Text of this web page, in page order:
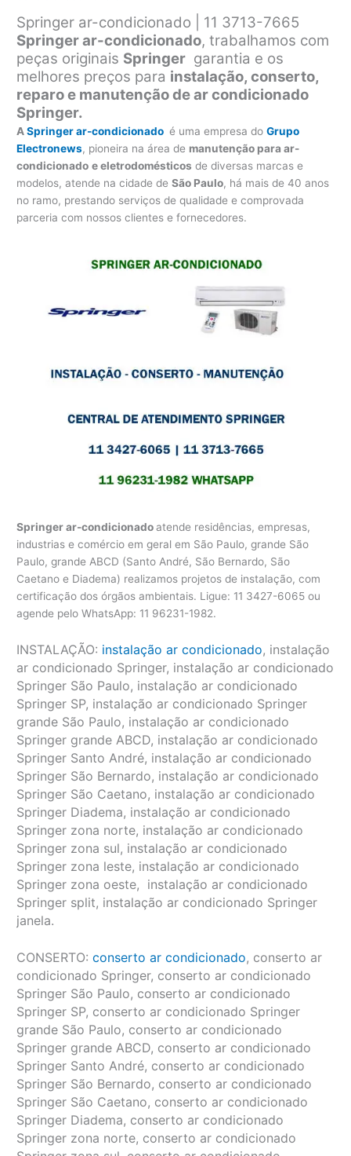
Springer ar-condicionado | 11 3713-7665
Springer ar-condicionado, trabalhamos com
peças originais Springer garantia e os
melhores preços para instalação, conserto,
reparo e manutenção de ar condicionado
Springer.
ASpringer ar-condicionado é uma empresa doGrupo
Electronews, pioneira na área de manutenção paraar-
condicionado e eletrodomésticos de diversas marcas e
modelos, atende na cidade deSão Paulo, há mais de 40 anos
no ramo, prestando serviços de qualidade e comprovada
parceria com nossos clientes e fornecedores.
Springer ar-condicionadoatende residências, empresas,
industrias e comércio em geral em São Paulo, grande São
Paulo, grande ABCD (Santo André, São Bernardo, São
Caetano e Diadema) realizamos projetos de instalação, com
certificação dos órgãos ambientais. Ligue: 11 3427-6065 ou
agende pelo WhatsApp: 11 96231-1982.
INSTALAÇÃO: instalação ar condicionado, instalação
ar condicionado Springer, instalação ar condicionado
Springer São Paulo, instalação ar condicionado
Springer SP, instalação ar condicionado Springer
grande São Paulo, instalação ar condicionado
Springer grande ABCD, instalação ar condicionado
Springer Santo André, instalação ar condicionado
Springer São Bernardo, instalação ar condicionado
Springer São Caetano, instalação ar condicionado
Springer Diadema, instalação ar condicionado
Springer zona norte, instalação ar condicionado
Springer zona sul, instalação ar condicionado
Springer zona leste, instalação ar condicionado
Springer zona oeste, instalação ar condicionado
Springer split, instalação ar condicionado Springer
janela.
CONSERTO:conserto ar condicionado, conserto ar
condicionado Springer, conserto ar condicionado
Springer São Paulo, conserto ar condicionado
Springer SP, conserto ar condicionado Springer
grande São Paulo, conserto ar condicionado
Springer grande ABCD, conserto ar condicionado
Springer Santo André, conserto ar condicionado
Springer São Bernardo, conserto ar condicionado
Springer São Caetano, conserto ar condicionado
Springer Diadema, conserto ar condicionado
Springer zona norte, conserto ar condicionado